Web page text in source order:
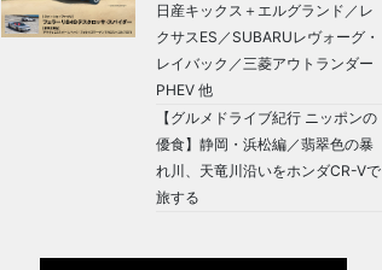
日産キックス＋エルグランド／レ
クサスES／SUBARUレヴォーグ・
レイバック／三菱アウトランダー
PHEV 他
【グルメドライブ紀行 ニッポンの
優食】静岡・浜松編／翡翠色の暴
れ川、天竜川沿いをホンダCR-Vで
旅する